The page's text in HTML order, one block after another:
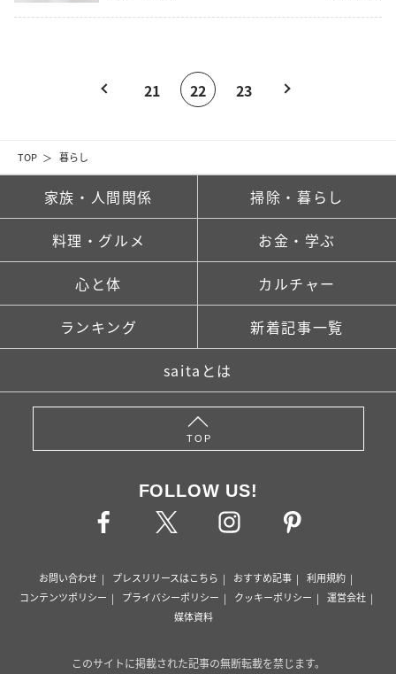
TOP 暮らし
21 22 23
家族・人間関係 掃除・暮らし
料理・グルメ お金・学ぶ
心と体 カルチャー
ランキング 新着記事一覧
saitaとは
TOP
FOLLOW US!
お問い合わせ プレスリリースはこちら おすすめ記事
利用規約
コンテンツポリシー
プライバシーポリシー クッキーポリシー
運営会社
媒体資料
このサイトに掲載された記事の無断転載を禁じます。